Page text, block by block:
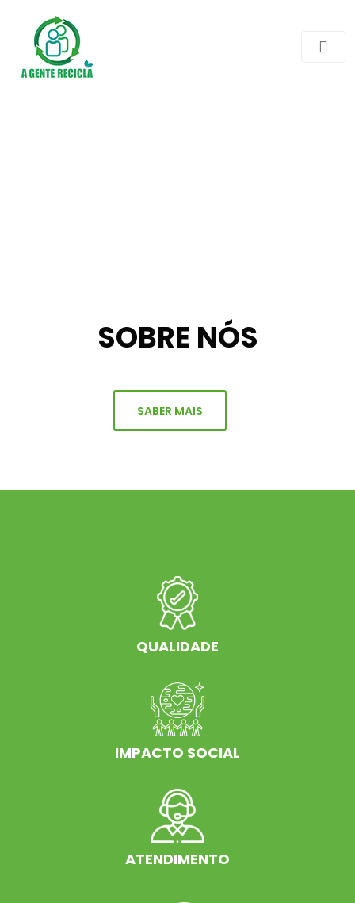
SOBRE NÓS
SABER MAIS
QUALIDADE
IMPACTO SOCIAL
ATENDIMENTO